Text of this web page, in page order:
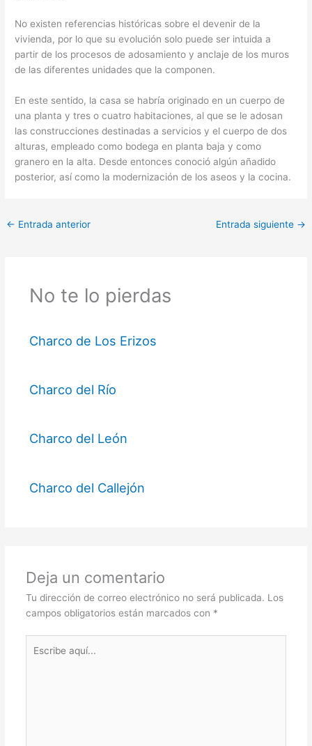
No existen referencias históricas sobre el devenir de la
vivienda, por lo que su evolución solo puede ser intuida a
partir de los procesos de adosamiento y anclaje de los muros
de las diferentes unidades que la componen.
En este sentido, la casa se habría originado en un cuerpo de
una planta y tres o cuatro habitaciones, al que se le adosan
las construcciones destinadas a servicios y el cuerpo de dos
alturas, empleado como bodega en planta baja y como
granero en la alta. Desde entonces conoció algún añadido
posterior, así como la modernización de los aseos y la cocina.
← Entrada anterior Entrada siguiente →
No te lo pierdas
Charco de Los Erizos
Charco del Río
Charco del León
Charco del Callejón
Deja un comentario
Tu dirección de correo electrónico no será publicada. Los
campos obligatorios están marcados con *
aquí...